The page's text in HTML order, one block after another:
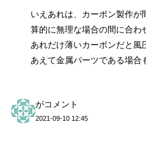
いえあれは、カーボン製作が
算的に無理な場合の間に合わ
あれだけ薄いカーボンだと風
あえて金属パーツである場合
がコメント
2021-09-10 12:45